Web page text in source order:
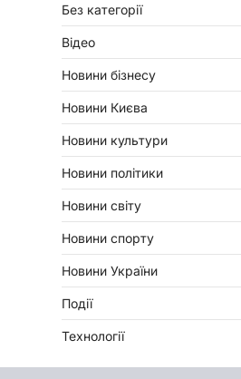
Без категорії
Відео
Новини бізнесу
Новини Києва
Новини культури
Новини політики
Новини світу
Новини спорту
Новини України
Події
Технології